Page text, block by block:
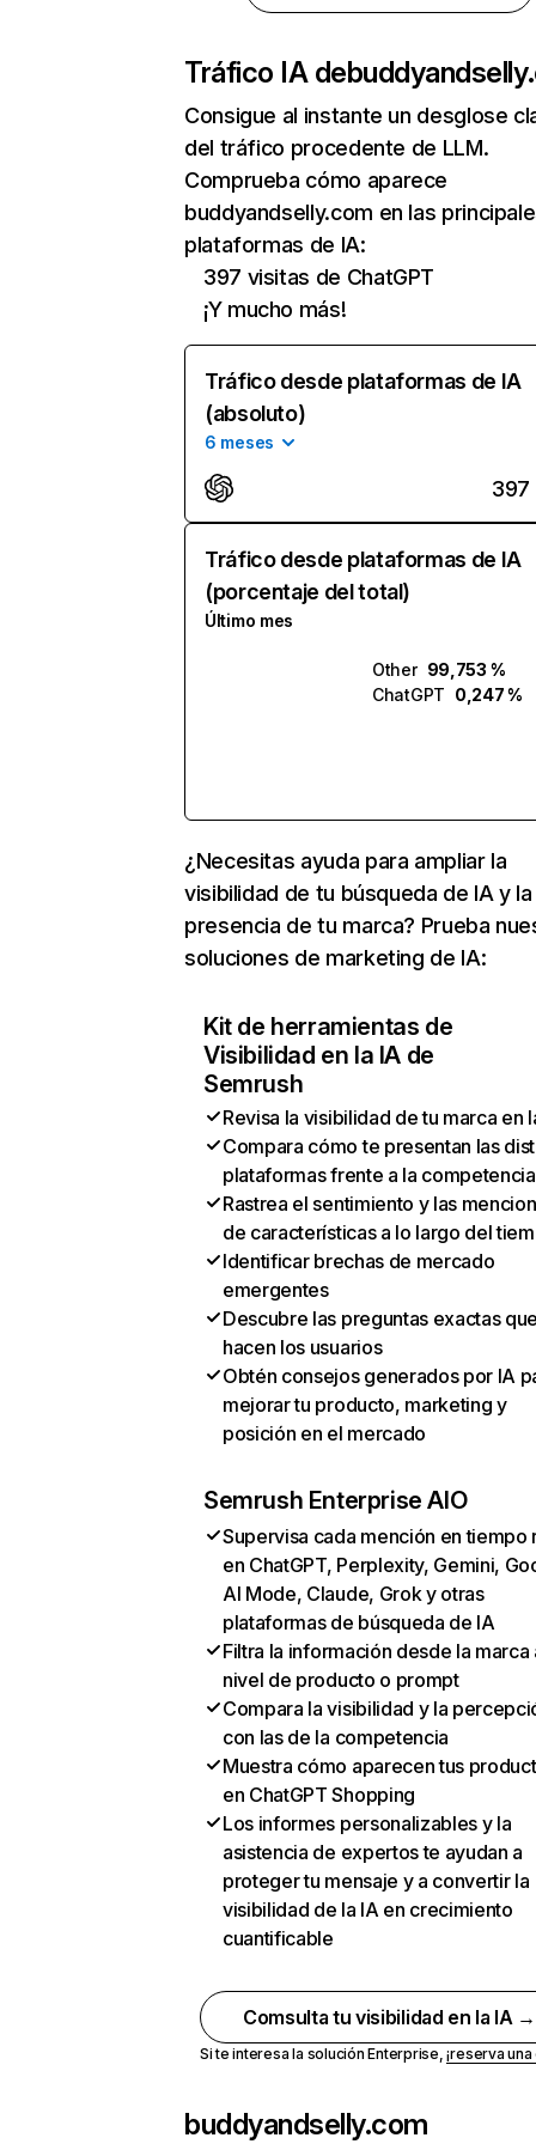
Tráfico IA de
Consigue al instante un desglose
del tráfico procedente de LLM.
Comprueba cómo aparece
buddyandselly.com en las
plataformas de IA:
397 visitas de ChatGPT
¡Y mucho más!
Tráfico desde plataformas de IA
(absoluto)
6 meses
397
Tráfico desde plataformas de IA
(porcentaje del total)
Último mes
Other 99,753 %
ChatGPT 0,247 %
¿Necesitas ayuda para ampliar la
visibilidad de tu búsqueda de IA y la
presencia de tu marca? Prueba
soluciones de marketing de IA:
Kit de herramientas de
Visibilidad en la IA de
Semrush
Revisa la visibilidad de tu marca en
Compara cómo te presentan las
plataformas frente a la competencia
Rastrea el sentimiento y las
de características a lo largo del
Identificar brechas de mercado
emergentes
Descubre las preguntas exactas
hacen los usuarios
Obtén consejos generados por IA
mejorar tu producto, marketing y
posición en el mercado
Semrush Enterprise AIO
Supervisa cada mención en tiempo
en ChatGPT, Perplexity, Gemini,
AI Mode, Claude, Grok y otras
plataformas de búsqueda de IA
Filtra la información desde la marca
nivel de producto o prompt
Compara la visibilidad y la
con las de la competencia
Muestra cómo aparecen tus
en ChatGPT Shopping
Los informes personalizables y la
asistencia de expertos te ayudan a
proteger tu mensaje y a convertir la
visibilidad de la IA en crecimiento
cuantificable
Comsulta tu visibilidad en la IA →
Si te interesa la solución Enterprise,¡reserva
buddyandselly.com